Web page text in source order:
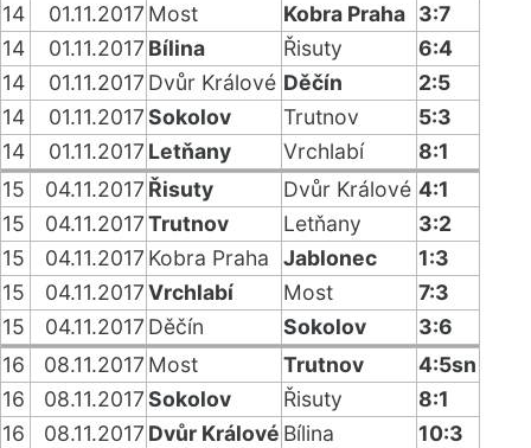
14
01.11.2017 Most Kobra Praha 3:7
14
01.11.2017 Bílina Řisuty
6:4
14
01.11.2017 Dvůr Králové Děčín
2:5
14
01.11.2017Sokolov Trutnov
5:3
14
01.11.2017 Letňany Vrchlabí
8:1
15
04.11.2017 Řisuty Dvůr Králové 4:1
15
04.11.2017Trutnov Letňany
3:2
15
04.11.2017 Kobra Praha Jablonec
1:3
15
04.11.2017Vrchlabí Most
7:3
15
04.11.2017 Děčín Sokolov
3:6
16
08.11.2017 Most Trutnov
4:5sn
16
08.11.2017Sokolov Řisuty
8:1
16
08.11.2017 Dvůr Králové Bílina
10:3